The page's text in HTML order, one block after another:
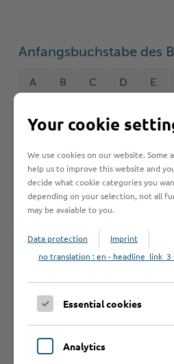
Anfangsbuchstabe des
A B C D E
Betrieb anmelden
Sie vermissen einen Eintrag in
Ihren Betrieb in 3 einfachen
Betrieb anmelden
Haftungsauschluss
Your cookie
We use cookies on our website. Some
help us to improve this website and
decide what cookie categories you
depending on your selection, not all
may be avaiable to you.
Data protection
Imprint
no translation : en -
Essential cookies
Analytics